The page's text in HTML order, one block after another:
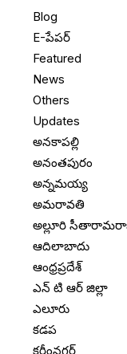
Blog
E-పేపర్
Featured
News
Others
Updates
అనకాపల్లి
అనంతపురం
అన్నమయ్య
అమరావతి
అల్లూరి
ఆదిలాబాదు
ఆంధ్రప్రదేశ్
ఎన్ టి ఆర్ జిల్లా
ఎలూరు
కడప
కరీంనగర్